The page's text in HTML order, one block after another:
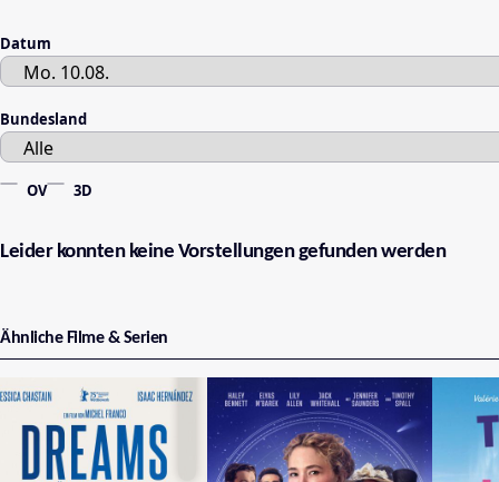
Datum
Bundesland
OV 3D
Leider konnten keine Vorstellungen gefunden werden
Ähnliche Filme & Serien